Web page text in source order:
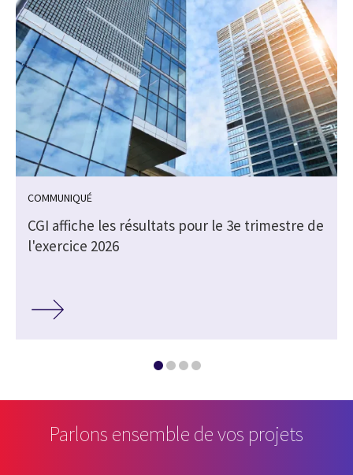
COMMUNIQUÉ
CGI affiche les résultats pour le 3e trimestre de
l'exercice 2026
Parlons ensemble de vos projets